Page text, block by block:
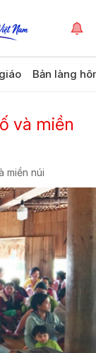
Bản làng
và miền
miền núi